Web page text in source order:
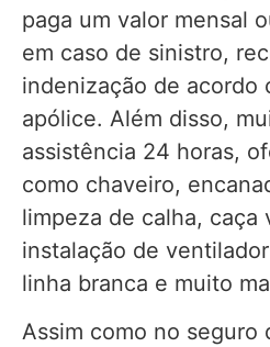
paga um valor mensal
em caso de sinistro,
indenização de acordo
apólice. Além disso,
assistência 24 horas,
como chaveiro,
limpeza de calha, caça
instalação de
linha branca e muito
Assim como no seguro